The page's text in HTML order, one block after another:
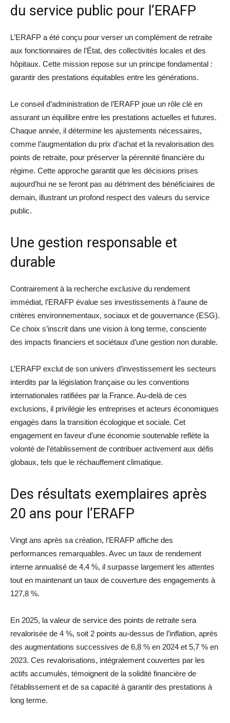
du service public pour l’ERAFP
L’ERAFP a été conçu pour verser un complément de retraite
aux fonctionnaires de l’État, des collectivités locales et des
hôpitaux. Cette mission repose sur un principe fondamental :
garantir des prestations équitables entre les générations.
Le conseil d’administration de l’ERAFP joue un rôle clé en
assurant un équilibre entre les prestations actuelles et futures.
Chaque année, il détermine les ajustements nécessaires,
comme l’augmentation du prix d’achat et la revalorisation des
points de retraite, pour préserver la pérennité financière du
régime. Cette approche garantit que les décisions prises
aujourd’hui ne se feront pas au détriment des bénéficiaires de
demain, illustrant un profond respect des valeurs du service
public.
Une gestion responsable et
durable
Contrairement à la recherche exclusive du rendement
immédiat, l’ERAFP évalue ses investissements à l’aune de
critères environnementaux, sociaux et de gouvernance (ESG).
Ce choix s’inscrit dans une vision à long terme, consciente
des impacts financiers et sociétaux d’une gestion non durable.
L’ERAFP exclut de son univers d’investissement les secteurs
interdits par la législation française ou les conventions
internationales ratifiées par la France. Au-delà de ces
exclusions, il privilégie les entreprises et acteurs économiques
engagés dans la transition écologique et sociale. Cet
engagement en faveur d’une économie soutenable reflète la
volonté de l’établissement de contribuer activement aux défis
globaux, tels que le réchauffement climatique.
Des résultats exemplaires après
20 ans pour l’ERAFP
Vingt ans après sa création, l’ERAFP affiche des
performances remarquables. Avec un taux de rendement
interne annualisé de 4,4 %, il surpasse largement les attentes
tout en maintenant un taux de couverture des engagements à
127,8 %.
En 2025, la valeur de service des points de retraite sera
revalorisée de 4 %, soit 2 points au-dessus de l’inflation, après
des augmentations successives de 6,8 % en 2024 et 5,7 % en
2023. Ces revalorisations, intégralement couvertes par les
actifs accumulés, témoignent de la solidité financière de
l’établissement et de sa capacité à garantir des prestations à
long terme.